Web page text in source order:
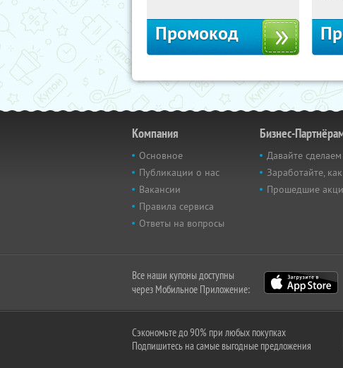
Промокод
Компания
Основное
Публикации о нас
Вакансии
Правила сервиса
Ответы на вопросы
Бизнес-
Давайте
Заработайте,
Прошедшие
Все наши купоны доступны
через Мобильное Приложение:
Сэкономьте до 90% при любых покупках
Подпишитесь на самые выгодные предложения